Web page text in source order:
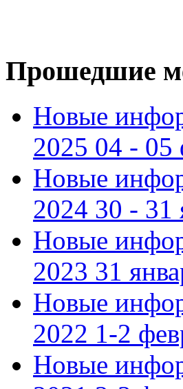
Прошедшие
Новые
2025 04 - 05
Новые
2024 30 - 31
Новые
2023 31
Новые
2022 1-2
Новые